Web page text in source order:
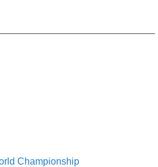
Championship